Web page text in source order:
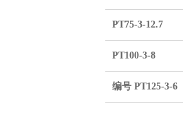
PT75-3-12.7
PT100-3-8
编号 PT125-3-6